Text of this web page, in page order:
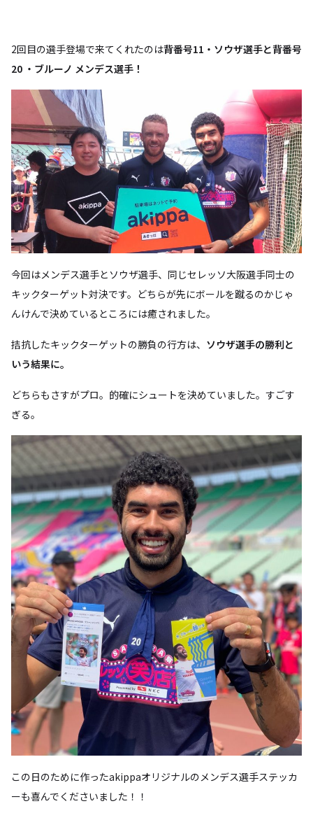
2回目の選手登場で来てくれたのは背番号11・ソウザ選手と背番号
20 ・ブルーノ メンデス選手！
今回はメンデス選手とソウザ選手、同じセレッソ大阪選手同士の
キックターゲット対決です。どちらが先にボールを蹴るのかじゃ
んけんで決めているところには癒されました。
拮抗したキックターゲットの勝負の行方は、 ソウザ選手の勝利と
いう結果に。
どちらもさすがプロ。的確にシュートを決めていました。すごす
ぎる。
この日のために作ったakippaオリジナルのメンデス選手ステッカ
ーも喜んでくださいました！！